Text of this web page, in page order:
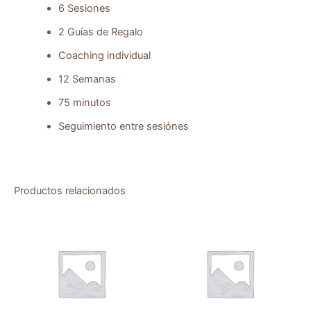
6 Sesiones
2 Guías de Regalo
Coaching individual
12 Semanas
75 minutos
Seguimiento entre sesiónes
Productos relacionados